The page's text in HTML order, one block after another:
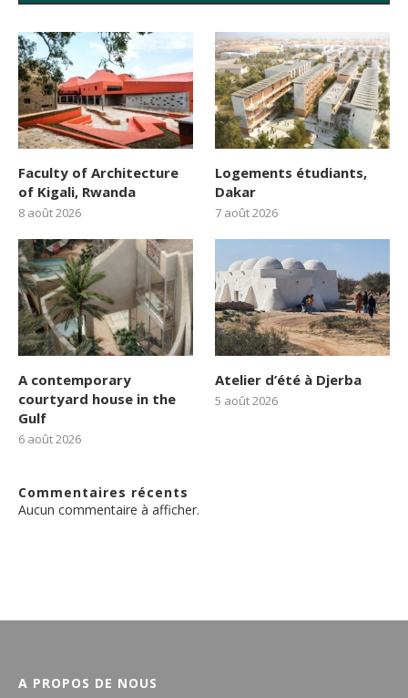
Faculty of Architecture
of Kigali, Rwanda
8 août 2026
Logements étudiants,
Dakar
7 août 2026
A contemporary
courtyard house in the
Gulf
6 août 2026
Atelier d’été à Djerba
5 août 2026
Commentaires récents
Aucun commentaire à afficher.
A PROPOS DE NOUS